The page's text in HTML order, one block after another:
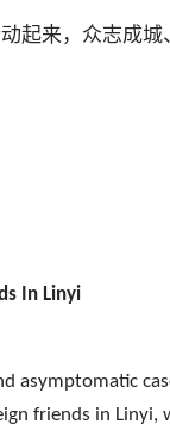
起来，众志成
In Linyi
asymptomatic
friends in Linyi,